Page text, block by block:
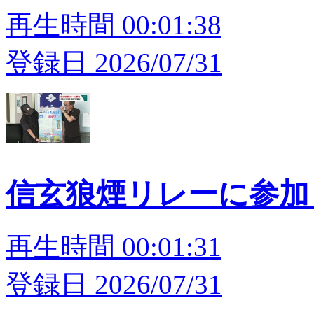
再生時間 00:01:38
登録日 2026/07/31
信玄狼煙リレーに参
再生時間 00:01:31
登録日 2026/07/31